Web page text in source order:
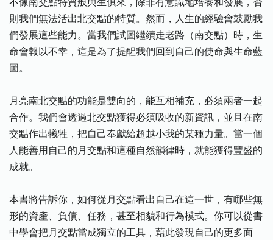
則我們無法活出北交點的特質。然而，人生的經驗會鼓勵我
們發展這些能力。當我們試圖繼續走老路（南交點）時，生
命會報以不幸，這是為了提醒我們回到自己的使命與生命藍
圖。
月亮南北交點的功能是雙向的，能互相補充，必須兩者一起
合作。我們會透過北交點獲得必須吸收的新資訊，並且在南
交點作出犧牲，把自己奉獻給超越小我的某種力量。當一個
人能善用自己的月交點和這種自然韻律時，就能獲得豐盛的
成就。
本書將告訴你，如何從月交點看出自己在這一世，有哪些無
形的資產、負債、任務，甚至相貌和行為模式。你可以從書
中學會把月交點當成獨立的工具，藉此發現自己的更多面